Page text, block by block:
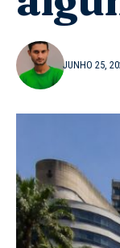
JUNHO 25,